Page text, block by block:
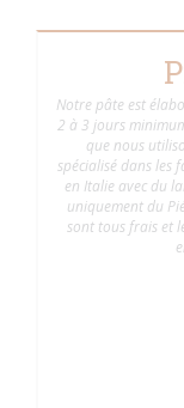
Notre pâte est
2 à 3 jours
que nous
spécialisé dans les
en Italie avec du
uniquement du
sont tous frais et